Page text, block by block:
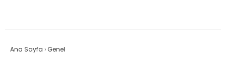
Ana Sayfa ›Genel